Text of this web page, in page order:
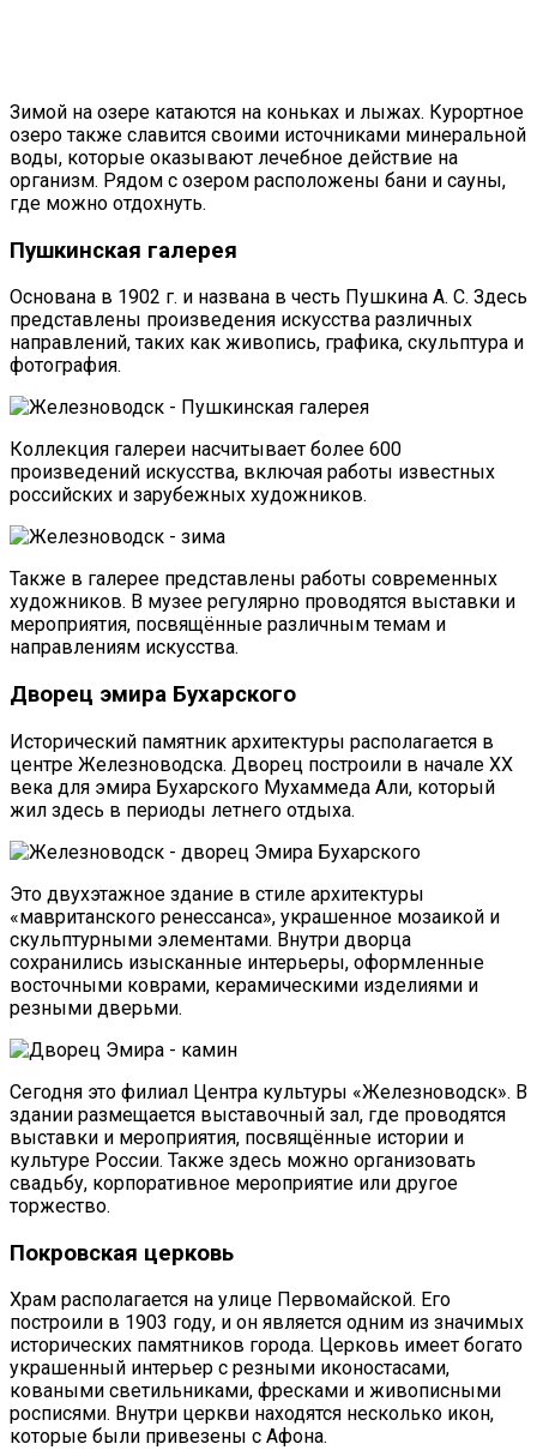
Зимой на озере катаются на коньках и лыжах. Курортное
озеро также славится своими источниками минеральной
воды, которые оказывают лечебное действие на
организм. Рядом с озером расположены бани и сауны,
где можно отдохнуть.
Пушкинская галерея
Основана в 1902 г. и названа в честь Пушкина А. С. Здесь
представлены произведения искусства различных
направлений, таких как живопись, графика, скульптура и
фотография.
Коллекция галереи насчитывает более 600
произведений искусства, включая работы известных
российских и зарубежных художников.
Также в галерее представлены работы современных
художников. В музее регулярно проводятся выставки и
мероприятия, посвящённые различным темам и
направлениям искусства.
Дворец эмира Бухарского
Исторический памятник архитектуры располагается в
центре Железноводска. Дворец построили в начале XX
века для эмира Бухарского Мухаммеда Али, который
жил здесь в периоды летнего отдыха.
Это двухэтажное здание в стиле архитектуры
«мавританского ренессанса», украшенное мозаикой и
скульптурными элементами. Внутри дворца
сохранились изысканные интерьеры, оформленные
восточными коврами, керамическими изделиями и
резными дверьми.
Сегодня это филиал Центра культуры «Железноводск». В
здании размещается выставочный зал, где проводятся
выставки и мероприятия, посвящённые истории и
культуре России. Также здесь можно организовать
свадьбу, корпоративное мероприятие или другое
торжество.
Покровская церковь
Храм располагается на улице Первомайской. Его
построили в 1903 году, и он является одним из значимых
исторических памятников города. Церковь имеет богато
украшенный интерьер с резными иконостасами,
коваными светильниками, фресками и живописными
росписями. Внутри церкви находятся несколько икон,
которые были привезены с Афона.